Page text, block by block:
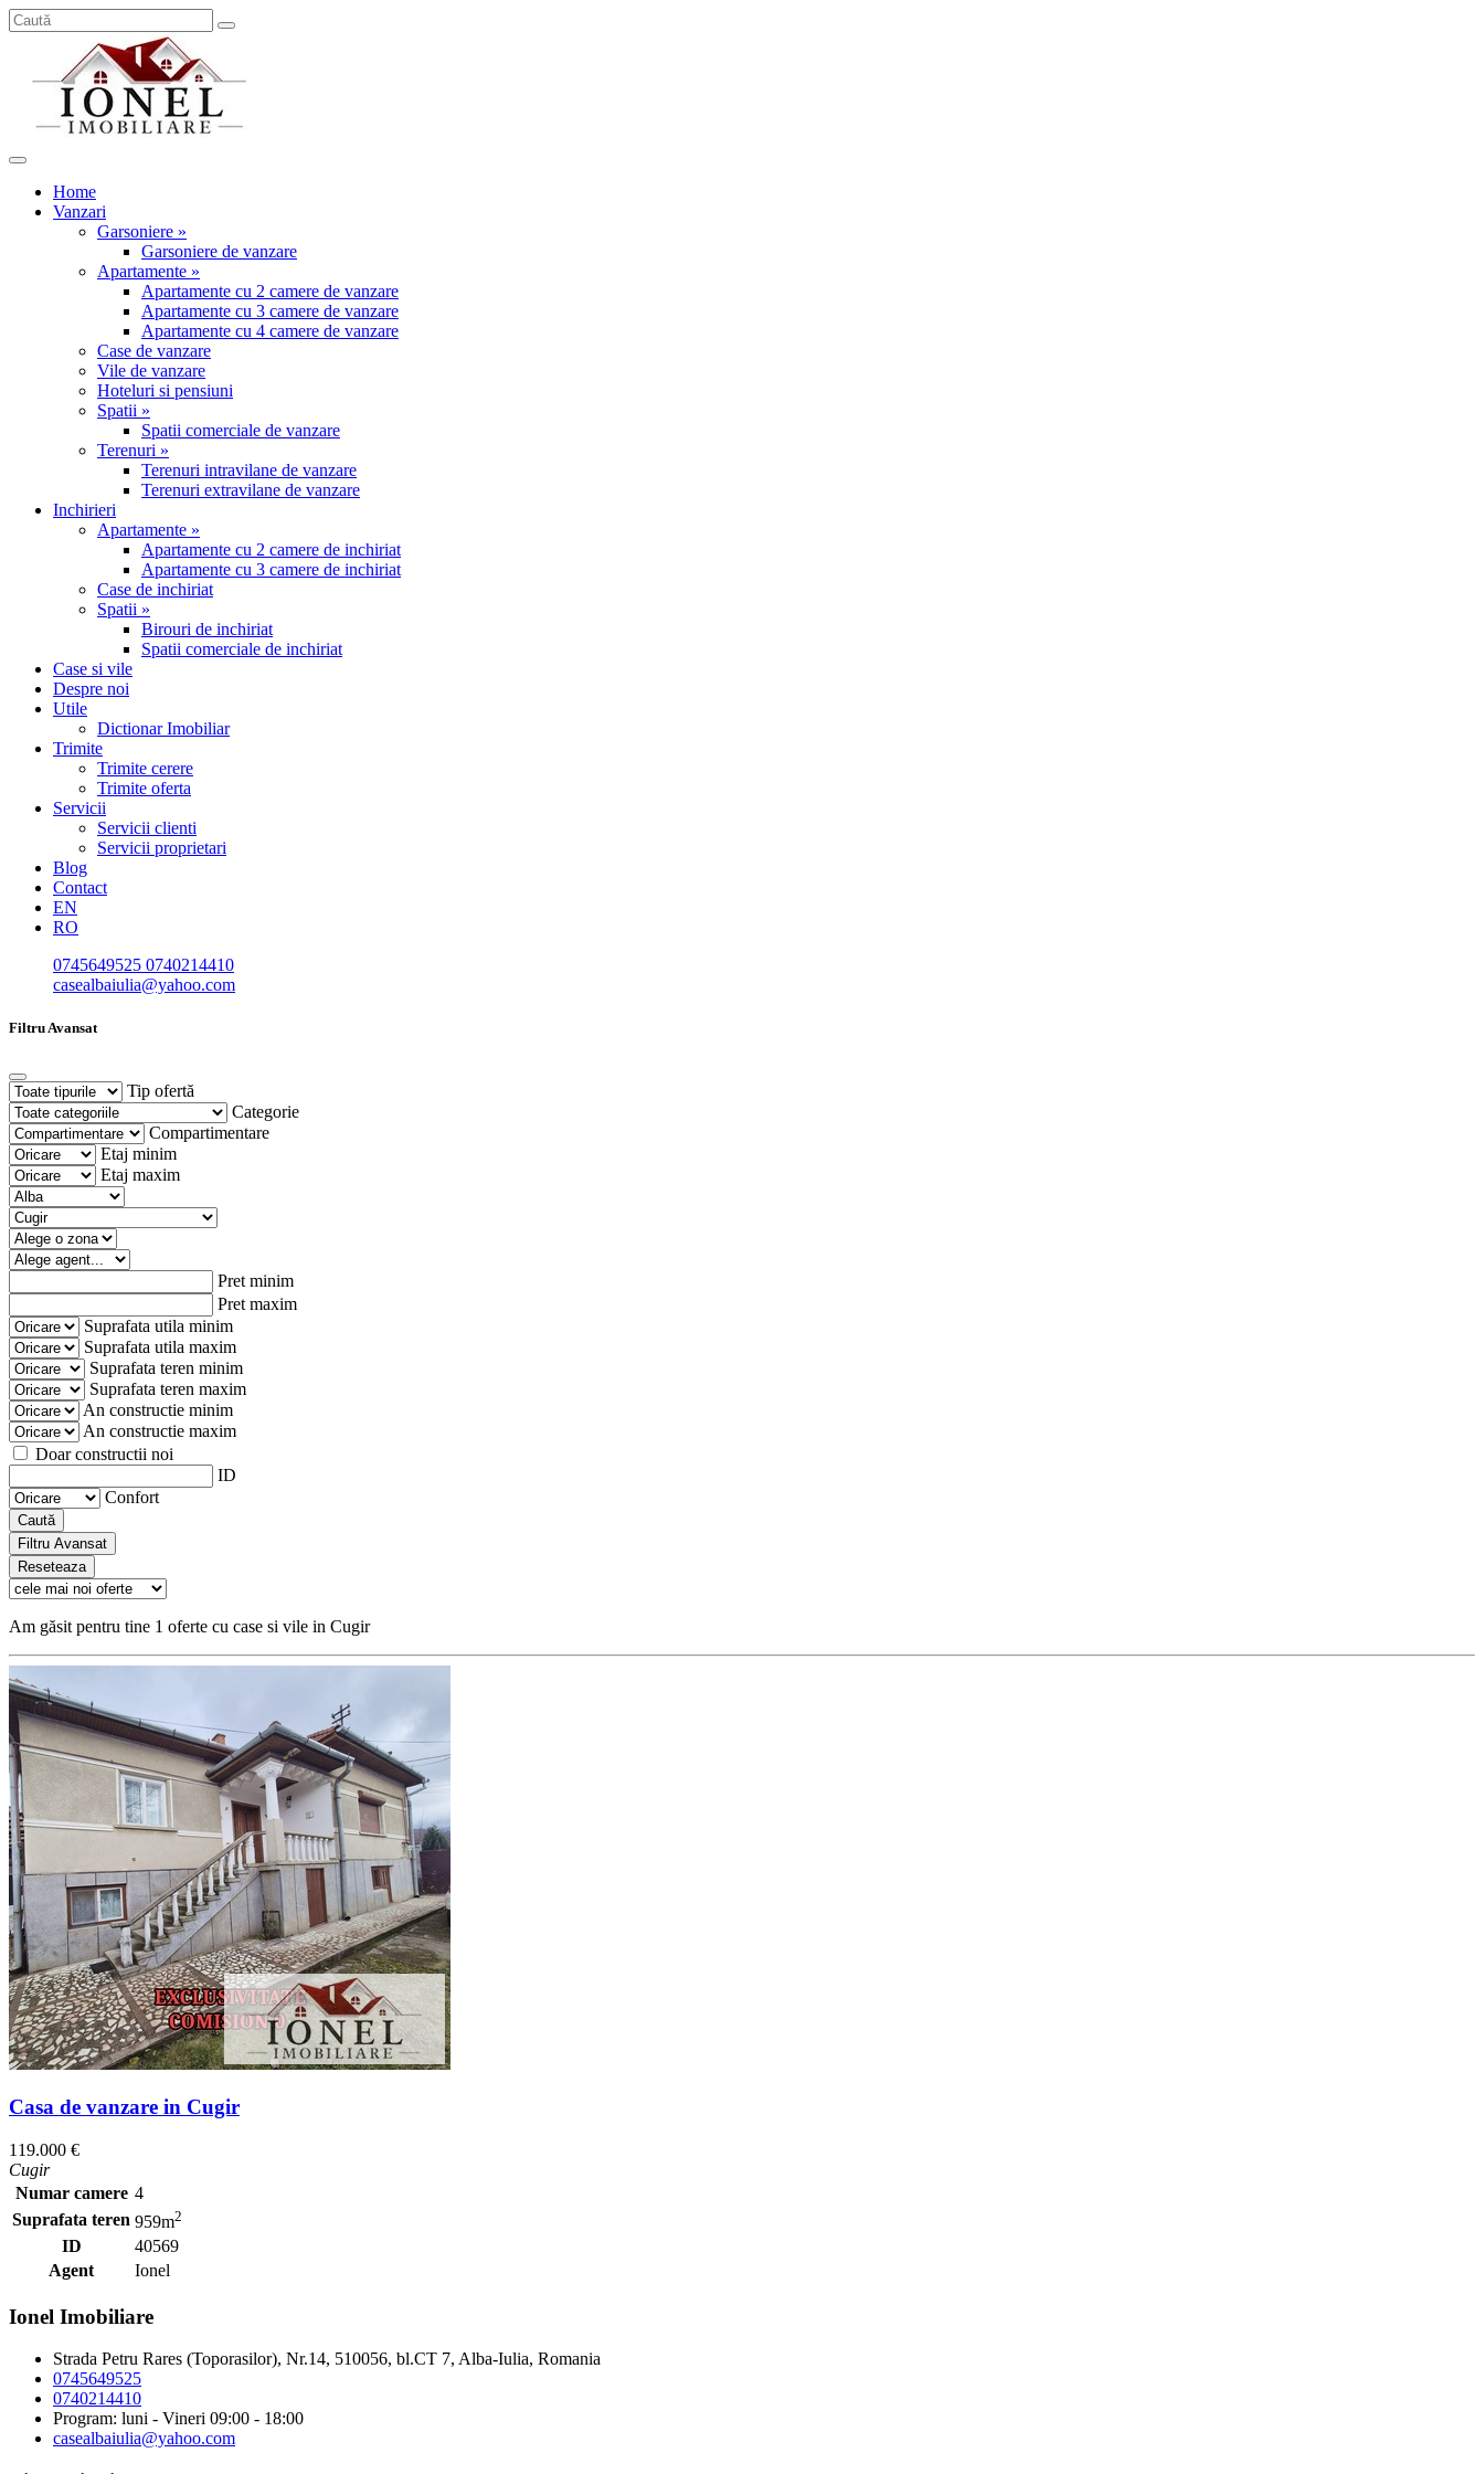
Home
Vanzari
Garsoniere »
Garsoniere de vanzare
Apartamente »
Apartamente cu 2 camere de vanzare
Apartamente cu 3 camere de vanzare
Apartamente cu 4 camere de vanzare
Case de vanzare
Vile de vanzare
Hoteluri si pensiuni
Spatii »
Spatii comerciale de vanzare
Terenuri »
Terenuri intravilane de vanzare
Terenuri extravilane de vanzare
Inchirieri
Apartamente »
Apartamente cu 2 camere de inchiriat
Apartamente cu 3 camere de inchiriat
Case de inchiriat
Spatii »
Birouri de inchiriat
Spatii comerciale de inchiriat
Case si vile
Despre noi
Utile
Dictionar Imobiliar
Trimite
Trimite cerere
Trimite oferta
Servicii
Servicii clienti
Servicii proprietari
Blog
Contact
EN
RO
0745649525 0740214410
casealbaiulia@yahoo.com
Filtru Avansat
Tip ofertă
Categorie
Compartimentare
Etaj minim
Etaj maxim
Pret minim
Pret maxim
Suprafata utila minim
Suprafata utila maxim
Suprafata teren minim
Suprafata teren maxim
An constructie minim
An constructie maxim
Doar constructii noi
ID
Confort
Caută
Filtru Avansat
Reseteaza
Am găsit pentru tine 1 oferte cu case si vile in Cugir
Casa de vanzare in Cugir
119.000 €
Cugir
Numar camere 4
Suprafata teren 959m2
ID
40569
Agent
Ionel
Ionel Imobiliare
Strada Petru Rares (Toporasilor), Nr.14, 510056, bl.CT 7, Alba-Iulia, Romania
0745649525
0740214410
Program: luni - Vineri 09:00 - 18:00
casealbaiulia@yahoo.com